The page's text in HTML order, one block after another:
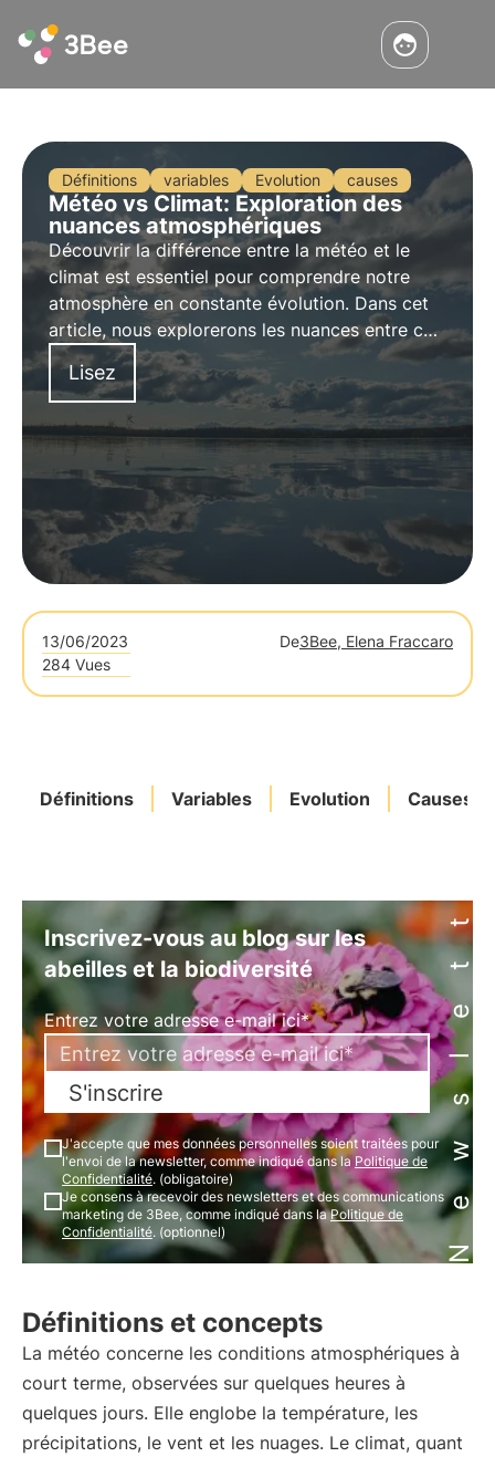
Définitions variables Evolution causes
Météo vs Climat: Exploration des
nuances atmosphériques
Découvrir la différence entre la météo et le
climat est essentiel pour comprendre notre
atmosphère en constante évolution. Dans cet
article, nous explorerons les nuances entre ces
deux aspects, en examinant les variables, les
échelles de temps, les influences et les
impacts.
Lisez
13/06/2023 De3Bee, Elena Fraccaro
284 Vues
Définitions Variables Evolution Causes
Newsletter
Inscrivez-vous au blog sur les
abeilles et la biodiversité
Entrez votre adresse e-mail ici*
S'inscrire
J'accepte que mes données personnelles soient traitées pour
l'envoi de la newsletter, comme indiqué dans laPolitique de
Confidentialité. (obligatoire)
Je consens à recevoir des newsletters et des communications
marketing de 3Bee, comme indiqué dans laPolitique de
Confidentialité. (optionnel)
Définitions et concepts
La météo concerne les conditions atmosphériques à
court terme, observées sur quelques heures à
quelques jours. Elle englobe la température, les
précipitations, le vent et les nuages. Le climat, quant